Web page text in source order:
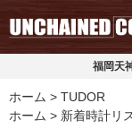
福岡天
ホーム
TUDOR
ホーム
新着時計リ